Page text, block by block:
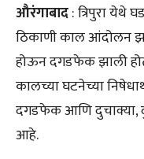
औरंगाबाद: त्रिपुरा येथे
ठिकाणी काल आंदोलन
होऊन दगडफेक झाली
कालच्या घटनेच्या
दगडफेक आणि दुचाक्या,
आहे.